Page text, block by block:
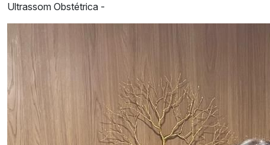
Ultrassom Obstétrica -